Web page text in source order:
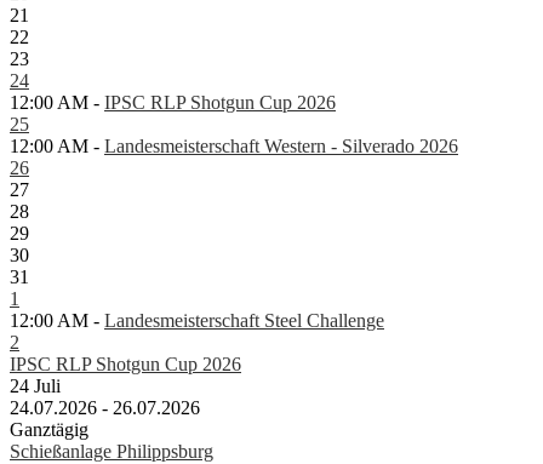
21
22
23
24
12:00 AM - IPSC RLP Shotgun Cup 2026
25
12:00 AM - Landesmeisterschaft Western - Silverado 2026
26
27
28
29
30
31
1
12:00 AM - Landesmeisterschaft Steel Challenge
2
IPSC RLP Shotgun Cup 2026
24 Juli
24.07.2026 - 26.07.2026
Ganztägig
Schießanlage Philippsburg